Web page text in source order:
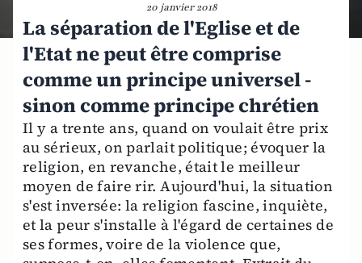
20 janvier 2018
La séparation de l'Eglise et de
l'Etat ne peut être comprise
comme un principe universel -
sinon comme principe chrétien
Il y a trente ans, quand on voulait être prix
au sérieux, on parlait politique; évoquer la
religion, en revanche, était le meilleur
moyen de faire rir. Aujourd'hui, la situation
s'est inversée: la religion fascine, inquiète,
et la peur s'installe à l'égard de certaines de
ses formes, voire de la violence que,